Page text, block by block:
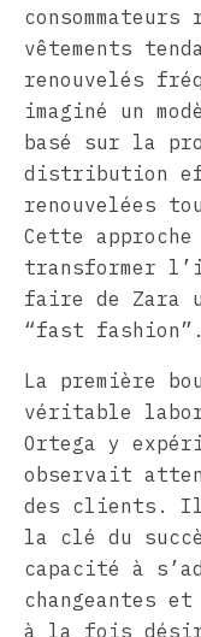
vêtements
renouvelés
imaginé un
basé sur la
distribution
renouvelées
Cette
transformer
faire de Zara
“fast fashion”.
La première
véritable
Ortega y
observait
des clients. Il
la clé du
capacité à
changeantes
à la fois